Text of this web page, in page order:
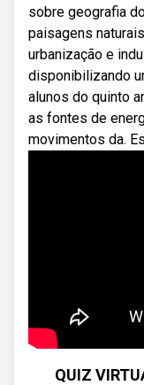
sobre geografia
paisagens
urbanização e
disponibilizando
alunos do quinto
as fontes de
movimentos da.
QUIZ